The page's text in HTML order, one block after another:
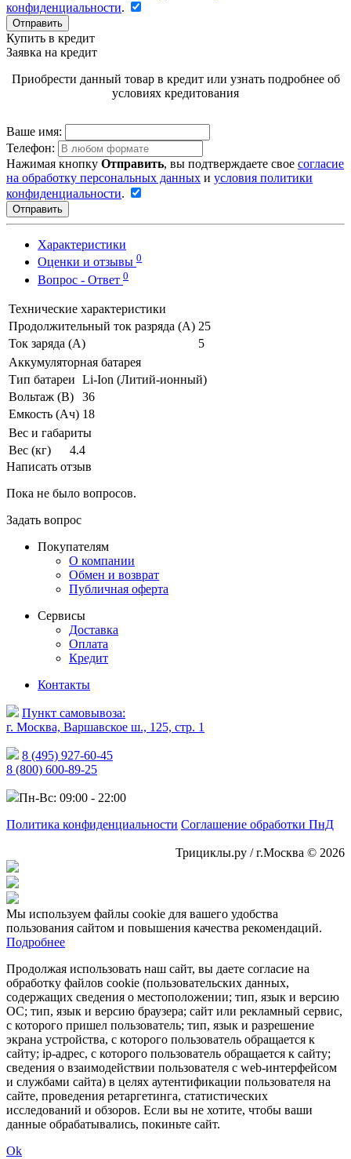
конфиденциальности.
Отправить
Купить в кредит
Заявка на кредит
Приобрести данный товар в кредит или узнать подробнее об
условиях кредитования
Ваше имя:
Телефон:
Нажимая кнопку Отправить, вы подтверждаете свое согласие
на обработку персональных данных и условия политики
конфиденциальности.
Отправить
Характеристики
Оценки и отзывы 0
Вопрос - Ответ 0
Технические характеристики
Продолжительный ток разряда (А) 25
Ток заряда (А)
5
Аккумуляторная батарея
Тип батареи Li-Ion (Литий-ионный)
Вольтаж (В)
36
Емкость (Ач) 18
Вес и габариты
Вес (кг)
4.4
Написать отзыв
Пока не было вопросов.
Задать вопрос
Покупателям
О компании
Обмен и возврат
Публичная оферта
Сервисы
Доставка
Оплата
Кредит
Контакты
Пункт самовывоза:
г. Москва, Варшавское ш., 125, стр. 1
8 (495) 927-60-45
8 (800) 600-89-25
Пн-Вс: 09:00 - 22:00
Политика конфиденциальности Соглашение обработки ПнД
Трициклы.ру / г.Москва © 2026
Мы используем файлы cookie для вашего удобства
пользования сайтом и повышения качества рекомендаций.
Подробнее
Продолжая использовать наш сайт, вы даете согласие на
обработку файлов cookie (пользовательских данных,
содержащих сведения о местоположении; тип, язык и версию
ОС; тип, язык и версию браузера; сайт или рекламный сервис,
с которого пришел пользователь; тип, язык и разрешение
экрана устройства, с которого пользователь обращается к
сайту; ip-адрес, с которого пользователь обращается к сайту;
сведения о взаимодействии пользователя с web-интерфейсом
и службами сайта) в целях аутентификации пользователя на
сайте, проведения ретаргетинга, статистических
исследований и обзоров. Если вы не хотите, чтобы ваши
данные обрабатывались, покиньте сайт.
Ok